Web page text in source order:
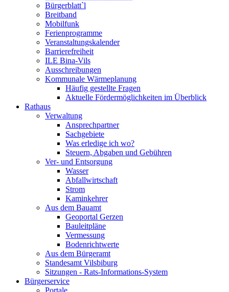
Bürgerblatt`l
Breitband
Mobilfunk
Ferienprogramme
Veranstaltungskalender
Barrierefreiheit
ILE Bina-Vils
Ausschreibungen
Kommunale Wärmeplanung
Häufig gestellte Fragen
Aktuelle Fördermöglichkeiten im Überblick
Rathaus
Verwaltung
Ansprechpartner
Sachgebiete
Was erledige ich wo?
Steuern, Abgaben und Gebühren
Ver- und Entsorgung
Wasser
Abfallwirtschaft
Strom
Kaminkehrer
Aus dem Bauamt
Geoportal Gerzen
Bauleitpläne
Vermessung
Bodenrichtwerte
Aus dem Bürgeramt
Standesamt Vilsbiburg
Sitzungen - Rats-Informations-System
Bürgerservice
Portale